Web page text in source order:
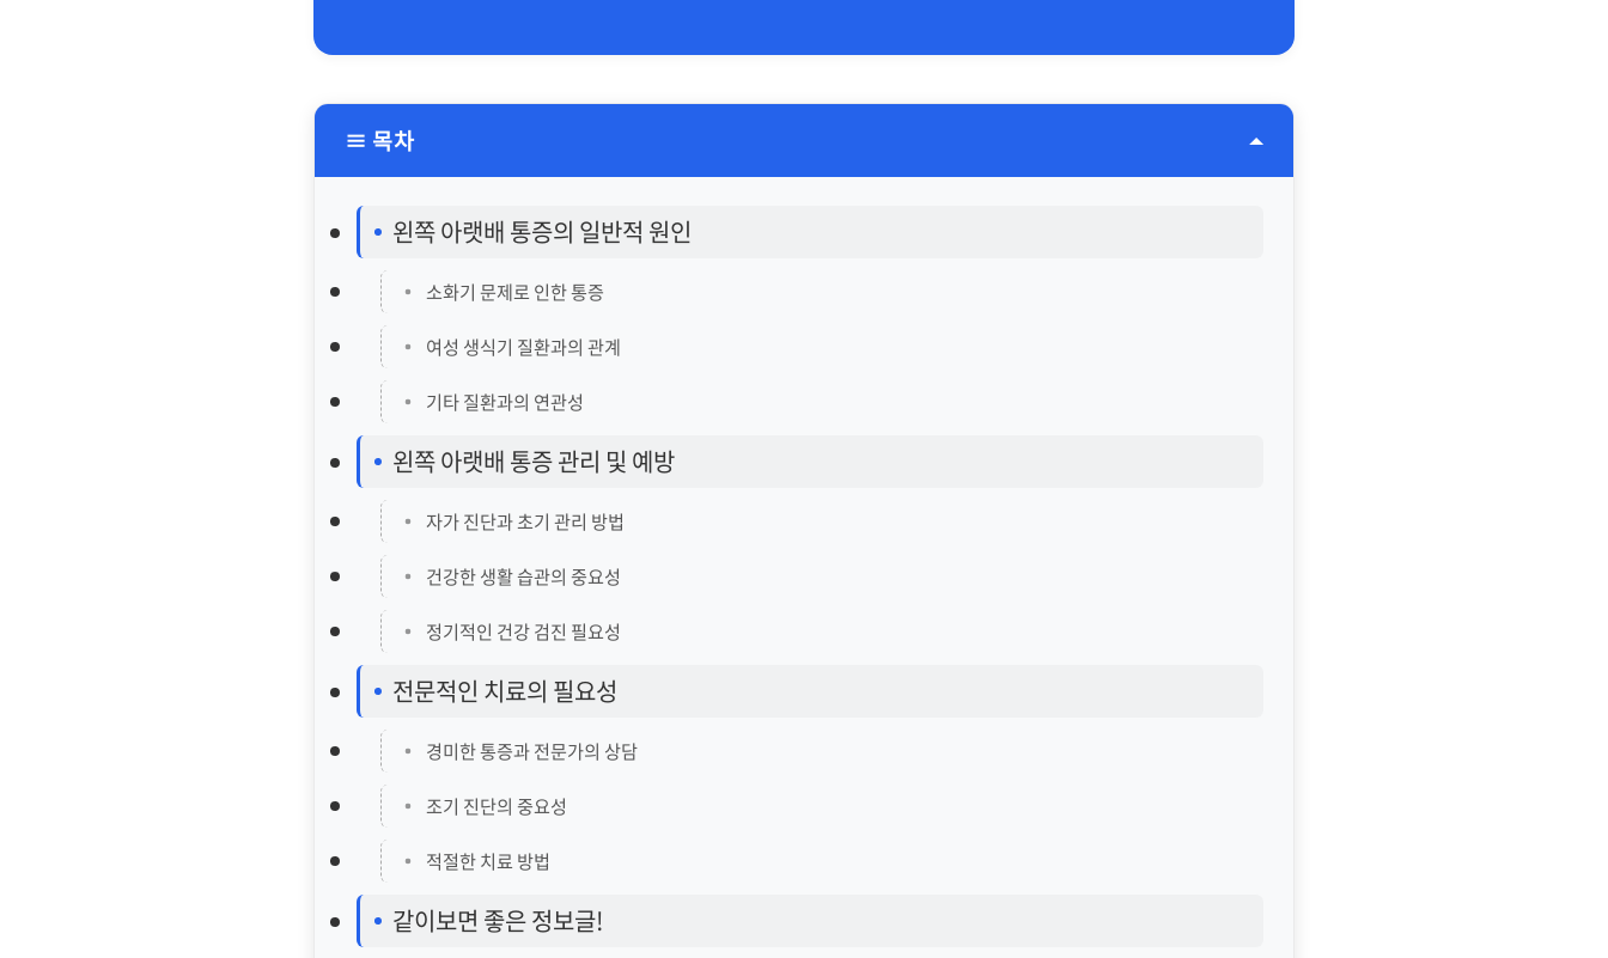
≡ 목차
왼쪽 아랫배 통증의 일반적 원인
소화기 문제로 인한 통증
여성 생식기 질환과의 관계
기타 질환과의 연관성
왼쪽 아랫배 통증 관리 및 예방
자가 진단과 초기 관리 방법
건강한 생활 습관의 중요성
정기적인 건강 검진 필요성
전문적인 치료의 필요성
경미한 통증과 전문가의 상담
조기 진단의 중요성
적절한 치료 방법
같이보면 좋은 정보글!